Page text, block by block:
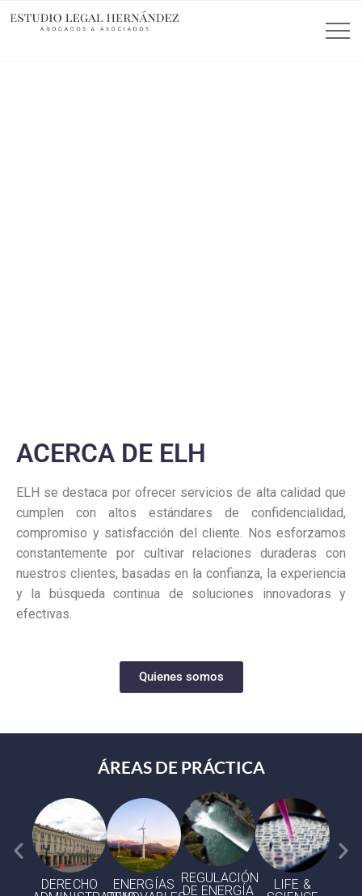
ACERCA DE ELH
ELH se destaca por ofrecer servicios de alta calidad que
cumplen con altos estándares de confidencialidad,
compromiso y satisfacción del cliente. Nos esforzamos
constantemente por cultivar relaciones duraderas con
nuestros clientes, basadas en la confianza, la experiencia
y la búsqueda continua de soluciones innovadoras y
efectivas.
Quienes somos
ÁREAS DE PRÁCTICA
DERECHO
ENERGÍAS REGULACIÓN
DE ENERGÍA
LIFE &